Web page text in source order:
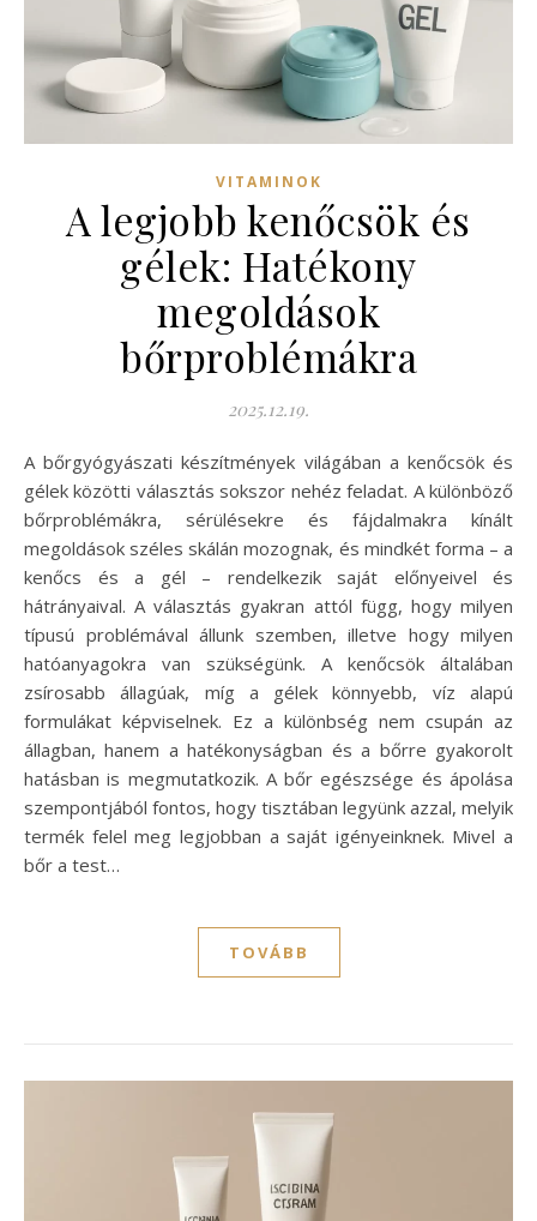
VITAMINOK
A legjobb kenőcsök és
gélek: Hatékony
megoldások
bőrproblémákra
2025.12.19.
A bőrgyógyászati készítmények világában a kenőcsök és
gélek közötti választás sokszor nehéz feladat. A különböző
bőrproblémákra, sérülésekre és fájdalmakra kínált
megoldások széles skálán mozognak, és mindkét forma – a
kenőcs és a gél – rendelkezik saját előnyeivel és
hátrányaival. A választás gyakran attól függ, hogy milyen
típusú problémával állunk szemben, illetve hogy milyen
hatóanyagokra van szükségünk. A kenőcsök általában
zsírosabb állagúak, míg a gélek könnyebb, víz alapú
formulákat képviselnek. Ez a különbség nem csupán az
állagban, hanem a hatékonyságban és a bőrre gyakorolt
hatásban is megmutatkozik. A bőr egészsége és ápolása
szempontjából fontos, hogy tisztában legyünk azzal, melyik
termék felel meg legjobban a saját igényeinknek. Mivel a
bőr a test…
TOVÁBB